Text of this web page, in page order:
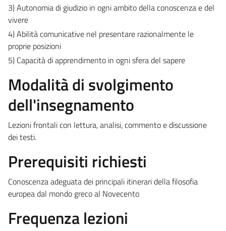
3) Autonomia di giudizio in ogni ambito della conoscenza e del
vivere
4) Abilità comunicative nel presentare razionalmente le
proprie posizioni
5) Capacità di apprendimento in ogni sfera del sapere
Modalità di svolgimento
dell'insegnamento
Lezioni frontali con lettura, analisi, commento e discussione
dei testi.
Prerequisiti richiesti
Conoscenza adeguata dei principali itinerari della filosofia
europea dal mondo greco al Novecento
Frequenza lezioni